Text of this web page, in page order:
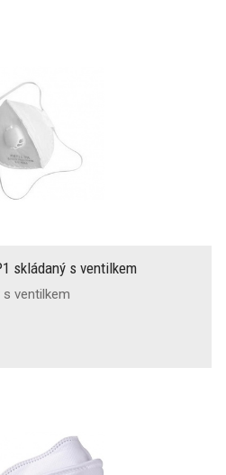
skládaný s ventilkem
s ventilkem